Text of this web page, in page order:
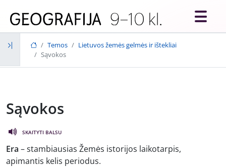
Temos
Lietuvos žemės gelmės ir ištekliai
Sąvokos
Sąvokos
SKAITYTI BALSU
Era – stambiausias Žemės istorijos laikotarpis,
apimantis kelis periodus.